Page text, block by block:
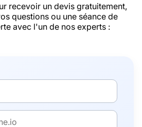
recevoir un devis gratuitement,
questions ou une séance de
avec l'un de nos experts :